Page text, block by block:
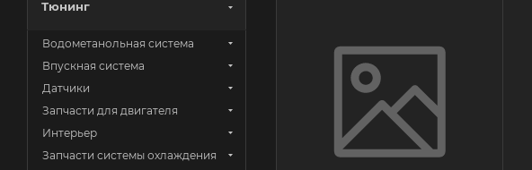
Тюнинг
Водометанольная система
Впускная система
Датчики
Запчасти для двигателя
Интерьер
Запчасти системы охлаждения